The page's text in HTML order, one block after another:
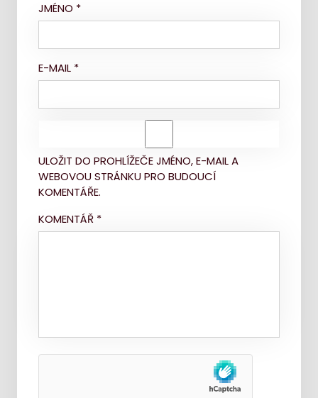
JMÉNO *
E-MAIL *
ULOŽIT DO PROHLÍŽEČE JMÉNO, E-MAIL A
WEBOVOU STRÁNKU PRO BUDOUCÍ
KOMENTÁŘE.
KOMENTÁŘ *